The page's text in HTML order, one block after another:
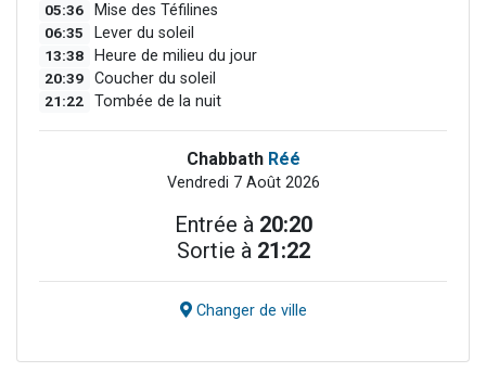
05:36 Mise des Téfilines
06:35 Lever du soleil
13:38 Heure de milieu du jour
20:39 Coucher du soleil
21:22 Tombée de la nuit
Chabbath Réé
Vendredi 7 Août 2026
Entrée à 20:20
Sortie à 21:22
Changer de ville